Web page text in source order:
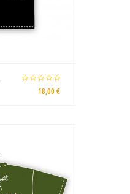
18,00 €